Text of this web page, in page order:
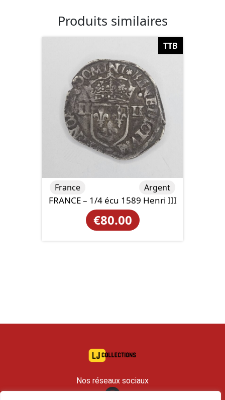
Produits similaires
TTB
FRANCE – 1/4 écu 1589 Henri III
€80.00
France Argent
Nos réseaux sociaux